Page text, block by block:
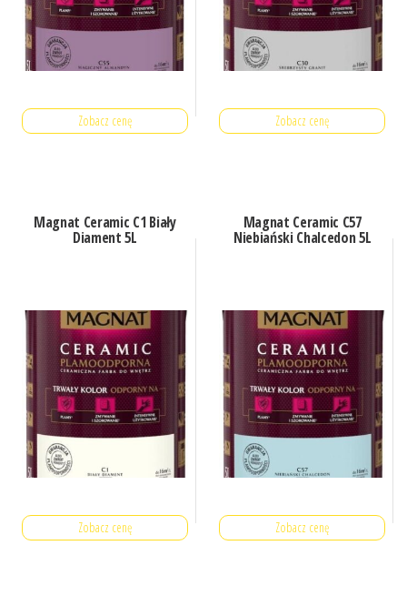
Zobacz cenę Zobacz cenę
Magnat Ceramic C1 Biały
Diament 5L
Zobacz cenę
Magnat Ceramic C57
Niebiański Chalcedon 5L
Zobacz cenę